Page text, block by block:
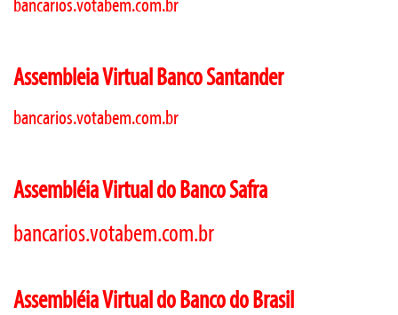
bancarios.votabem.com.br
Assembleia Virtual Banco Santander
bancarios.votabem.com.br
Assembléia Virtual do Banco Safra
bancarios.votabem.com.br
Assembléia Virtual do Banco do Brasil